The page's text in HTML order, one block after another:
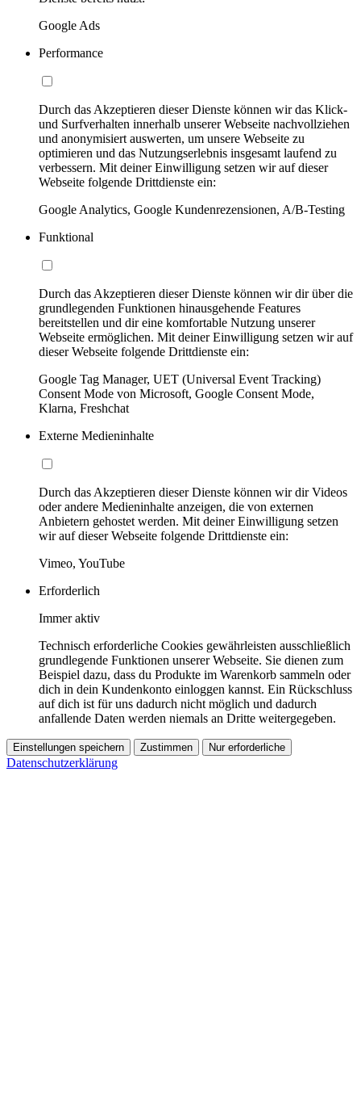
Google Ads
Performance
Durch das Akzeptieren dieser Dienste können wir das Klick-
und Surfverhalten innerhalb unserer Webseite nachvollziehen
und anonymisiert auswerten, um unsere Webseite zu
optimieren und das Nutzungserlebnis insgesamt laufend zu
verbessern. Mit deiner Einwilligung setzen wir auf dieser
Webseite folgende Drittdienste ein:
Google Analytics, Google Kundenrezensionen, A/B-Testing
Funktional
Durch das Akzeptieren dieser Dienste können wir dir über die
grundlegenden Funktionen hinausgehende Features
bereitstellen und dir eine komfortable Nutzung unserer
Webseite ermöglichen. Mit deiner Einwilligung setzen wir auf
dieser Webseite folgende Drittdienste ein:
Google Tag Manager, UET (Universal Event Tracking)
Consent Mode von Microsoft, Google Consent Mode,
Klarna, Freshchat
Externe Medieninhalte
Durch das Akzeptieren dieser Dienste können wir dir Videos
oder andere Medieninhalte anzeigen, die von externen
Anbietern gehostet werden. Mit deiner Einwilligung setzen
wir auf dieser Webseite folgende Drittdienste ein:
Vimeo, YouTube
Erforderlich
Immer aktiv
Technisch erforderliche Cookies gewährleisten ausschließlich
grundlegende Funktionen unserer Webseite. Sie dienen zum
Beispiel dazu, dass du Produkte im Warenkorb sammeln oder
dich in dein Kundenkonto einloggen kannst. Ein Rückschluss
auf dich ist für uns dadurch nicht möglich und dadurch
anfallende Daten werden niemals an Dritte weitergegeben.
Einstellungen speichern Zustimmen Nur erforderliche
Datenschutzerklärung